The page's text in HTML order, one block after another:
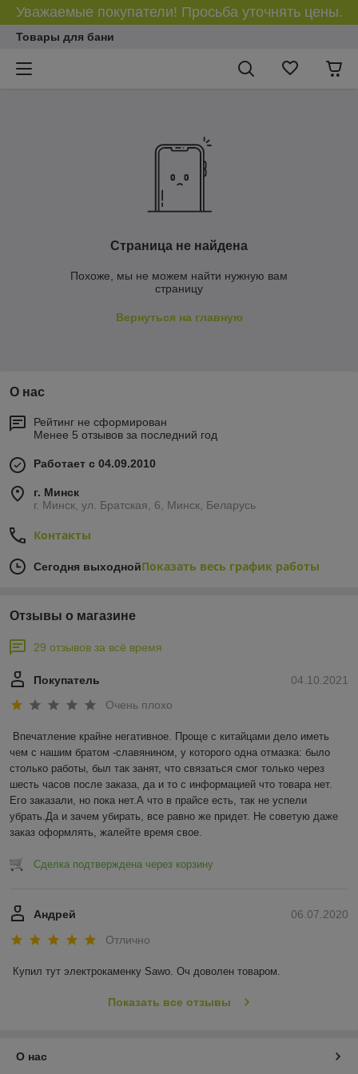
Уважаемые покупатели! Просьба уточнять цены.
Товары для бани
Страница не найдена
Похоже, мы не можем найти нужную вам
страницу
Вернуться на главную
О нас
Рейтинг не сформирован
Менее 5 отзывов за последний год
Работает с 04.09.2010
г. Минск
г. Минск, ул. Братская, 6, Минск, Беларусь
Контакты
Сегодня выходнойПоказать весь график работы
Отзывы о магазине
29 отзывов за всё время
04.10.2021
Покупатель
Очень плохо
Впечатление крайне негативное. Проще с китайцами дело иметь
чем с нашим братом -славянином, у которого одна отмазка: было
столько работы, был так занят, что связаться смог только через
шесть часов после заказа, да и то с информацией что товара нет.
Его заказали, но пока нет.А что в прайсе есть, так не успели
убрать.Да и зачем убирать, все равно же придет. Не советую даже
заказ оформлять, жалейте время свое.
Сделка подтверждена через корзину
06.07.2020
Андрей
Отлично
Купил тут электрокаменку Sawo. Оч доволен товаром.
Показать все отзывы
О нас